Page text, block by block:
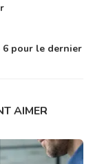
6 pour le dernier
AIMER